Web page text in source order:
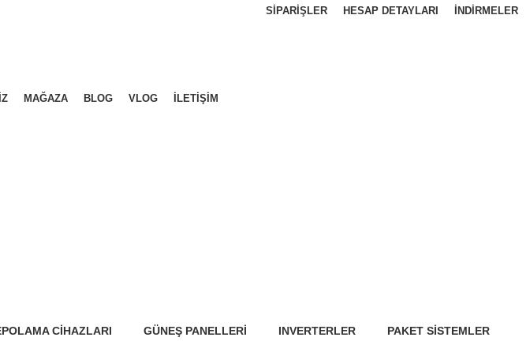
SIPARIŞLER HESAP DETAYLARI İNDIRMELER
MAĞAZA BLOG VLOG İLETIŞIM
CIHAZLARI
GÜNEŞ PANELLERI
INVERTERLER
PAKET SISTEMLER